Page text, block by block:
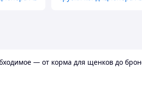
— от корма для щенков до